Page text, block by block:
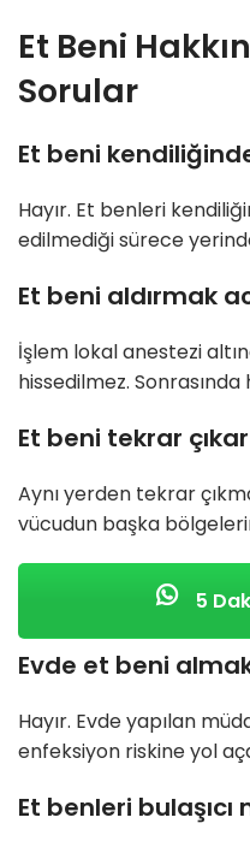
Et Beni
Sorular
Et beni
Hayır. Et benleri
edilmediği sürece
Et beni aldırmak
İşlem lokal anestezi
hissedilmez.
Et beni tekrar çıkar
Aynı yerden tekrar
vücudun başka
5
Evde et beni
Hayır. Evde yapılan
enfeksiyon riskine yol
Et benleri bulaşıcı